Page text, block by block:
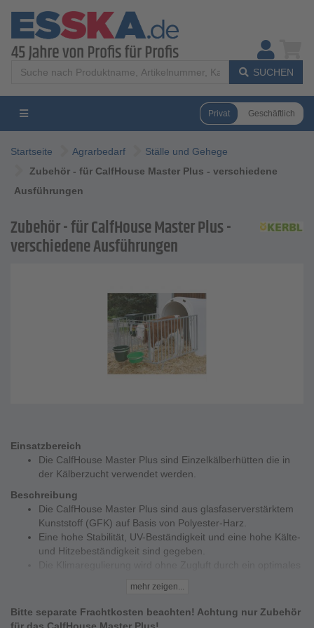
SUCHEN
Privat Geschäftlich
Startseite Agrarbedarf
Ställe und Gehege
Zubehör - für CalfHouse Master Plus - verschiedene
Ausführungen
Zubehör - für CalfHouse Master Plus -
verschiedene Ausführungen
Einsatzbereich
Die CalfHouse Master Plus sind Einzelkälberhütten die in
der Kälberzucht verwendet werden.
Beschreibung
Die CalfHouse Master Plus sind aus glasfaserverstärktem
Kunststoff (GFK) auf Basis von Polyester-Harz.
Eine hohe Stabilität, UV-Beständigkeit und eine hohe Kälte-
und Hitzebeständigkeit sind gegeben.
Einfache Reinigung und verbesserte Hygiene durch glatte
Innenflächen.
Durch eine großzügige Abmessung des Iglus (Höhe und
mehr zeigen...
Bitte separate Frachtkosten beachten! Achtung nur Zubehör